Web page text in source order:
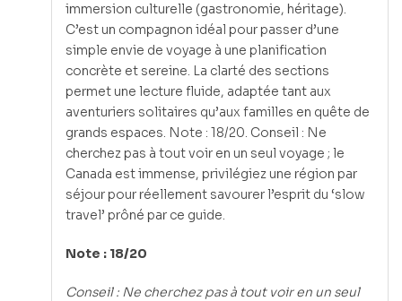
immersion culturelle (gastronomie, héritage).
C’est un compagnon idéal pour passer d’une
simple envie de voyage à une planification
concrète et sereine. La clarté des sections
permet une lecture fluide, adaptée tant aux
aventuriers solitaires qu’aux familles en quête de
grands espaces. Note : 18/20. Conseil : Ne
cherchez pas à tout voir en un seul voyage ; le
Canada est immense, privilégiez une région par
séjour pour réellement savourer l’esprit du ‘slow
travel’ prôné par ce guide.
Note : 18/20
Conseil : Ne cherchez pas à tout voir en un seul